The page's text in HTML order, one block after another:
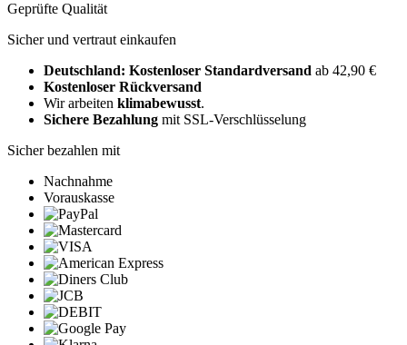
Geprüfte Qualität
Sicher und vertraut einkaufen
Deutschland: Kostenloser Standardversand ab 42,90 €
Kostenloser Rückversand
Wir arbeiten klimabewusst.
Sichere Bezahlung mit SSL-Verschlüsselung
Sicher bezahlen mit
Nachnahme
Vorauskasse